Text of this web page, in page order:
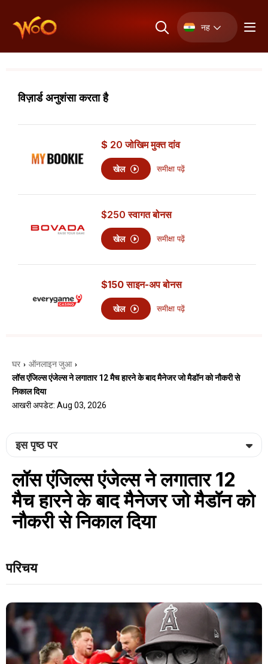
नह
विज़ार्ड अनुशंसा करता है
$ 20 जोखिम मुक्त दांव
खेल समीक्षा पढ़ें
$250 स्वागत बोनस
खेल समीक्षा पढ़ें
$150 साइन-अप बोनस
खेल समीक्षा पढ़ें
घर › ऑनलाइन जुआ ›
लॉस एंजिल्स एंजेल्स ने लगातार 12 मैच हारने के बाद मैनेजर जो मैडॉन को नौकरी से
निकाल दिया
आखरी अपडेट: Aug 03, 2026
इस पृष्ठ पर
लॉस एंजिल्स एंजेल्स ने लगातार 12
मैच हारने के बाद मैनेजर जो मैडॉन को
नौकरी से निकाल दिया
परिचय